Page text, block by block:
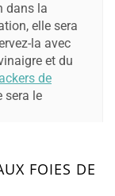
dans la
elle sera
la avec
et du
de
sera le
FOIES DE